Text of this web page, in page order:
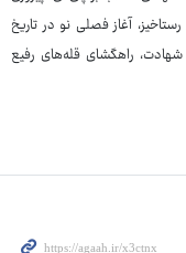
آغاز فصلی نو در تاریخ
راهگشای قله‌های رفیع